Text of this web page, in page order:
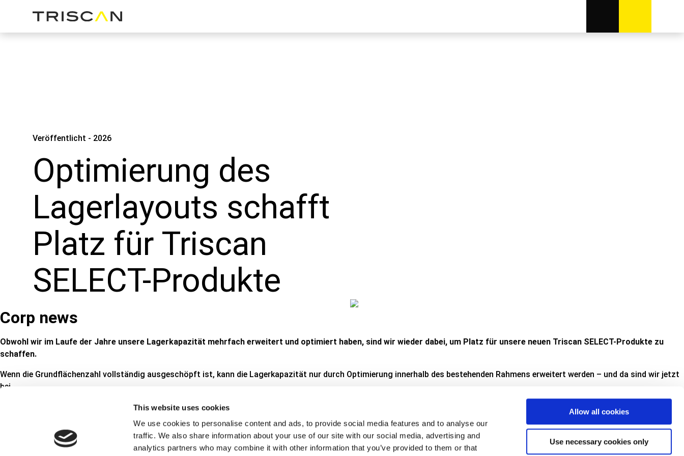
This website uses cookies
We use cookies to personalise content and ads, to provide social media features and to analyse our
traffic. We also share information about your use of our site with our social media, advertising and
analytics partners who may combine it with other information that you’ve provided to them or that
Allow all cookies
Use necessary cookies only
Veröffentlicht - 2026
Optimierung des
Lagerlayouts schafft
Platz für Triscan
SELECT-Produkte
Corp news
Obwohl wir im Laufe der Jahre unsere Lagerkapazität mehrfach erweitert und optimiert haben, sind wir wieder dabei, um Platz für unsere neuen Triscan SELECT-Produkte zu
schaffen.
Wenn die Grundflächenzahl vollständig ausgeschöpft ist, kann die Lagerkapazität nur durch Optimierung innerhalb des bestehenden Rahmens erweitert werden – und da sind wir jetzt
bei.
Indem wir den Großteil eines bestehenden Lagers in ein dicht gepacktes Massenlager umwandeln, erhöhen wir unsere Kapazität für die Massenlagerung um ca. 800 Palettenplätze. Mit
diesem Manöver erhalten wir auch die Möglichkeit, Palettenplätze in unseren anderen Hallen in Kommissionsplätze umzuwandeln. Durch Neupositionierung und weitere Verdichtung